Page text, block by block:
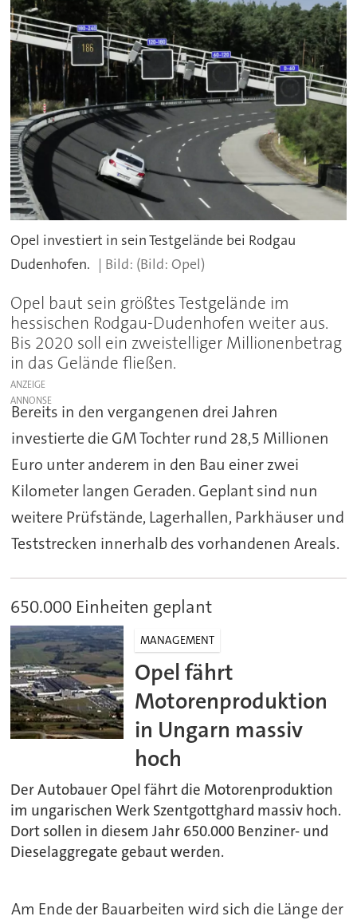
Opel investiert in sein Testgelände bei Rodgau
Dudenhofen.
(Bild: Opel)
Opel baut sein größtes Testgelände im
hessischen Rodgau-Dudenhofen weiter aus.
Bis 2020 soll ein zweistelliger Millionenbetrag
in das Gelände fließen.
ANZEIGE
Bereits in den vergangenen drei Jahren
investierte die GM Tochter rund 28,5 Millionen
Euro unter anderem in den Bau einer zwei
Kilometer langen Geraden. Geplant sind nun
weitere Prüfstände, Lagerhallen, Parkhäuser und
Teststrecken innerhalb des vorhandenen Areals.
650.000 Einheiten geplant
MANAGEMENT
Opel fährt
Motorenproduktion
in Ungarn massiv
hoch
Der Autobauer Opel fährt die Motorenproduktion
im ungarischen Werk Szentgottghard massiv hoch.
Dort sollen in diesem Jahr 650.000 Benziner- und
Dieselaggregate gebaut werden.
Am Ende der Bauarbeiten wird sich die Länge der